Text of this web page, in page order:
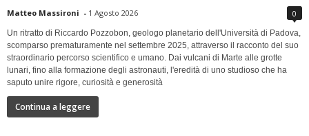
Matteo Massironi - 1 Agosto 2026 0
Un ritratto di Riccardo Pozzobon, geologo planetario dell'Università di Padova,
scomparso prematuramente nel settembre 2025, attraverso il racconto del suo
straordinario percorso scientifico e umano. Dai vulcani di Marte alle grotte
lunari, fino alla formazione degli astronauti, l'eredità di uno studioso che ha
saputo unire rigore, curiosità e generosità
Continua a leggere